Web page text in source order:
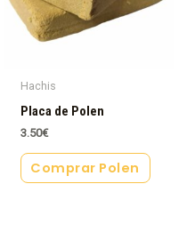
Hachis
Placa de Polen
3.50€
Comprar Polen